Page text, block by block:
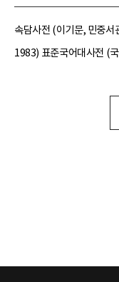
속담사전 (이기문, 민중서
1983) 표준국어대사전 (